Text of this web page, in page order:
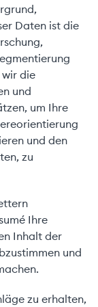
Daten ist die
wir die
und
um Ihre
und den
zu
Ihre
Inhalt der
und
zu erhalten,